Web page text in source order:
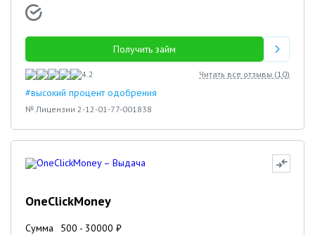
Получить займ
4.2 Читать все отзывы (10)
#высокий процент одобрения
№ Лицензии 2-12-01-77-001838
OneClickMoney
Сумма 500 - 30000 ₽